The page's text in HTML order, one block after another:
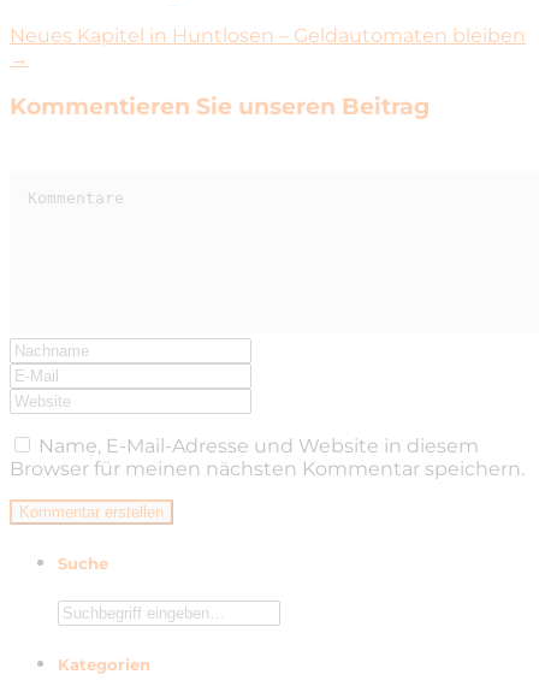
Neues Kapitel in Huntlosen – Geldautomaten bleiben
→
Kommentieren Sie unseren Beitrag
Name, E-Mail-Adresse und Website in diesem
Browser für meinen nächsten Kommentar speichern.
Suche
Kategorien